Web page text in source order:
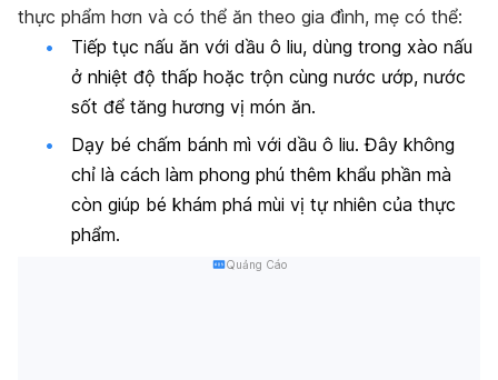
thực phẩm hơn và có thể ăn theo gia đình, mẹ có thể:
Tiếp tục nấu ăn với dầu ô liu, dùng trong xào nấu
ở nhiệt độ thấp hoặc trộn cùng nước ướp, nước
sốt để tăng hương vị món ăn.
Dạy bé chấm bánh mì với dầu ô liu. Đây không
chỉ là cách làm phong phú thêm khẩu phần mà
còn giúp bé khám phá mùi vị tự nhiên của thực
phẩm.
Quảng Cáo